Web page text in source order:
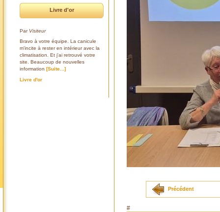
Livre d'or
Par Visiteur
Bravo à votre équipe. La canicule
m'incite à rester en intérieur avec la
climatisation. Et j'ai retrouvé votre
site. Beaucoup de nouvelles
information [Suite...]
Livre d'or
Précédent
#